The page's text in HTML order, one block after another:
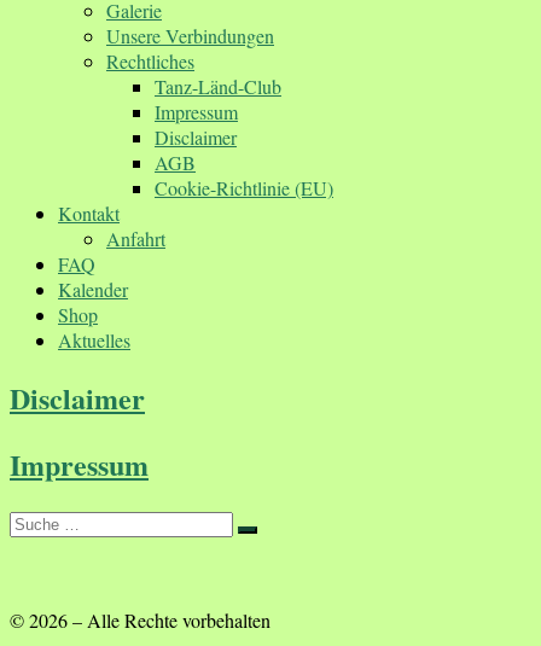
Galerie
Unsere Verbindungen
Rechtliches
Tanz-Länd-Club
Impressum
Disclaimer
AGB
Cookie-Richtlinie (EU)
Kontakt
Anfahrt
FAQ
Kalender
Shop
Aktuelles
Disclaimer
Impressum
Suche
Suche
© 2026– Alle Rechte vorbehalten